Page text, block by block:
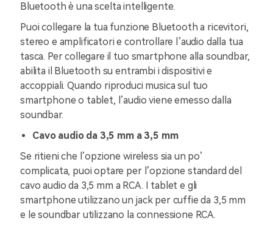
Bluetooth è una scelta intelligente.
Puoi collegare la tua funzione Bluetooth a ricevitori,
stereo e amplificatori e controllare l’audio dalla tua
tasca. Per collegare il tuo smartphone alla soundbar,
abilita il Bluetooth su entrambi i dispositivi e
accoppiali. Quando riproduci musica sul tuo
smartphone o tablet, l’audio viene emesso dalla
soundbar.
Cavo audio da 3,5 mm a 3,5 mm
Se ritieni che l’opzione wireless sia un po’
complicata, puoi optare per l’opzione standard del
cavo audio da 3,5 mm a RCA. I tablet e gli
smartphone utilizzano un jack per cuffie da 3,5 mm
e le soundbar utilizzano la connessione RCA.